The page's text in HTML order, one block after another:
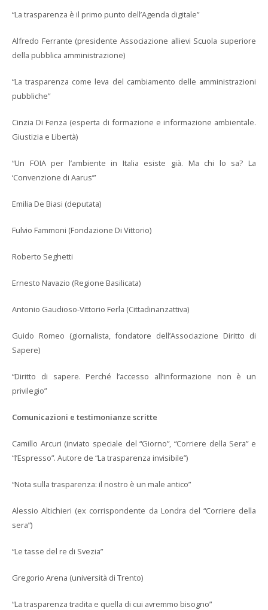
“La trasparenza è il primo punto dell’Agenda digitale”
Alfredo Ferrante (presidente Associazione allievi Scuola superiore
della pubblica amministrazione)
“La trasparenza come leva del cambiamento delle amministrazioni
pubbliche”
Cinzia Di Fenza (esperta di formazione e informazione ambientale.
Giustizia e Libertà)
“Un FOIA per l’ambiente in Italia esiste già. Ma chi lo sa? La
‘Convenzione di Aarus’”
Emilia De Biasi (deputata)
Fulvio Fammoni (Fondazione Di Vittorio)
Roberto Seghetti
Ernesto Navazio (Regione Basilicata)
Antonio Gaudioso-Vittorio Ferla (Cittadinanzattiva)
Guido Romeo (giornalista, fondatore dell’Associazione Diritto di
Sapere)
“Diritto di sapere. Perché l’accesso all’informazione non è un
privilegio”
Comunicazioni e testimonianze scritte
Camillo Arcuri (inviato speciale del “Giorno”, “Corriere della Sera” e
“l’Espresso”. Autore de “La trasparenza invisibile”)
“Nota sulla trasparenza: il nostro è un male antico”
Alessio Altichieri (ex corrispondente da Londra del “Corriere della
sera”)
“Le tasse del re di Svezia”
Gregorio Arena (università di Trento)
“La trasparenza tradita e quella di cui avremmo bisogno”